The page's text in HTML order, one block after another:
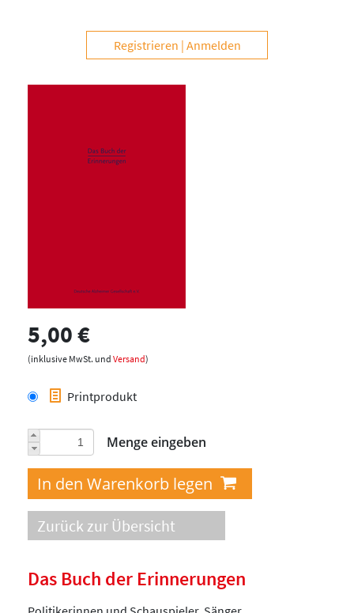
Registrieren Anmelden
5,00 €
(inklusive MwSt. und Versand)
Printprodukt
Menge eingeben
Zurück zur Übersicht
Das Buch der Erinnerungen